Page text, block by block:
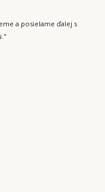
a posielame ďalej s